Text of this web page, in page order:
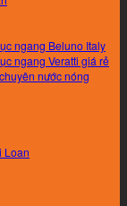
ngang Beluno Italy
ngang Veratti giá rẻ
nước nóng
Loan